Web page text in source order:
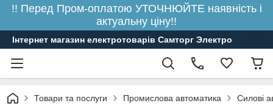
!! Перед Пром-оплатою УТОЧНЮЙТЕ наявність і
актуальну ціну!!
Інтернет магазин електротоварів Самторг Электро
Товари та послуги Промислова автоматика Силові